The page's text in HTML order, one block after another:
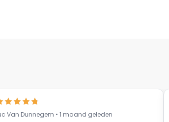
Van Dunnegem • 1 maand geleden